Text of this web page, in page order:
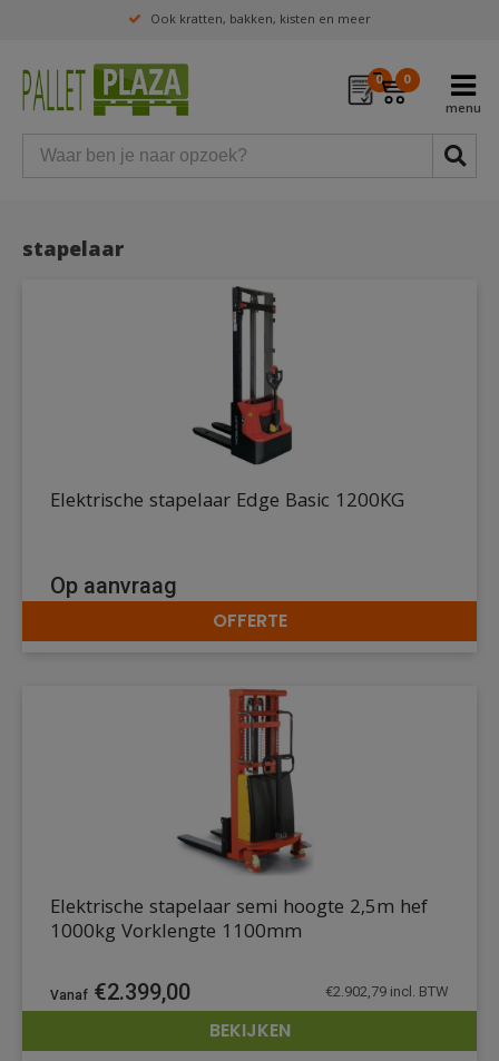
Ook kratten, bakken, kisten en meer
0 0
stapelaar
DETAILS
Elektrische stapelaar Edge Basic 1200KG
Op aanvraag
OFFERTE
DETAILS
Elektrische stapelaar semi hoogte 2,5m hef
1000kg Vorklengte 1100mm
€2.399,00 €2.902,79 incl. BTW
BEKIJKEN